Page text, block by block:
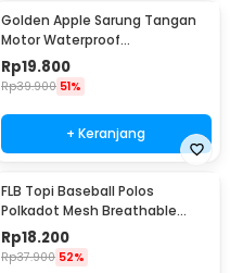
Golden Apple Sarung Tangan
Motor Waterproof
Touchscreen Kulit Sintetis Pria
- 9070
Rp19.800
Rp39.900 51%
+ Keranjang
FLB Topi Baseball Polos
Polkadot Mesh Breathable
Katun Poliester Cap - MZ237
Rp18.200
Rp37.900 52%